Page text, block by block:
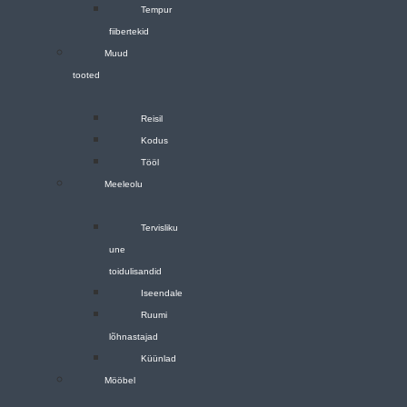
Tempur
fiibertekid
Muud
tooted
Reisil
Kodus
Tööl
Meeleolu
Tervisliku
une
toidulisandid
Iseendale
Ruumi
lõhnastajad
Küünlad
Mööbel